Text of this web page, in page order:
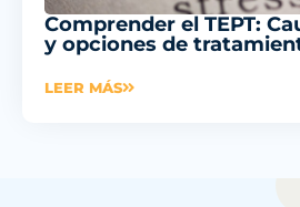
Comprender el TEPT:
y opciones de
LEER MÁS